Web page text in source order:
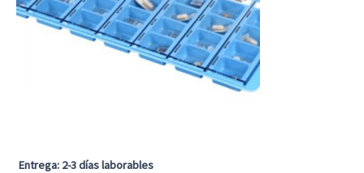
Entrega: 2-3 días laborables